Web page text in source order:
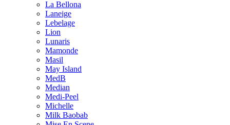
La Bellona
Laneige
Lebelage
Lion
Lunaris
Mamonde
Masil
May Island
MedB
Median
Medi-Peel
Michelle
Milk Baobab